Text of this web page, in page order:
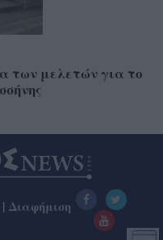
των μελετών για το
| Διαφήμιση